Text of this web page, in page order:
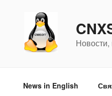
содержимому
Новости,
News in English